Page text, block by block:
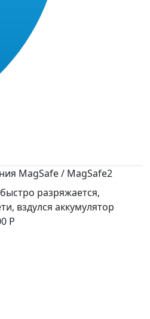
MagSafe / MagSafe2
разряжается,
вздулся аккумулятор
P